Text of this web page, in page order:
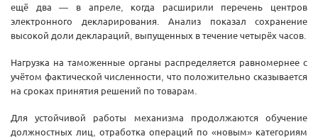
ещё два — в апреле, когда расширили перечень центров
электронного декларирования. Анализ показал сохранение
высокой доли деклараций, выпущенных в течение четырёх часов.
Нагрузка на таможенные органы распределяется равномернее с
учётом фактической численности, что положительно сказывается
на сроках принятия решений по товарам.
Для устойчивой работы механизма продолжаются обучение
должностных лиц, отработка операций по «новым» категориям